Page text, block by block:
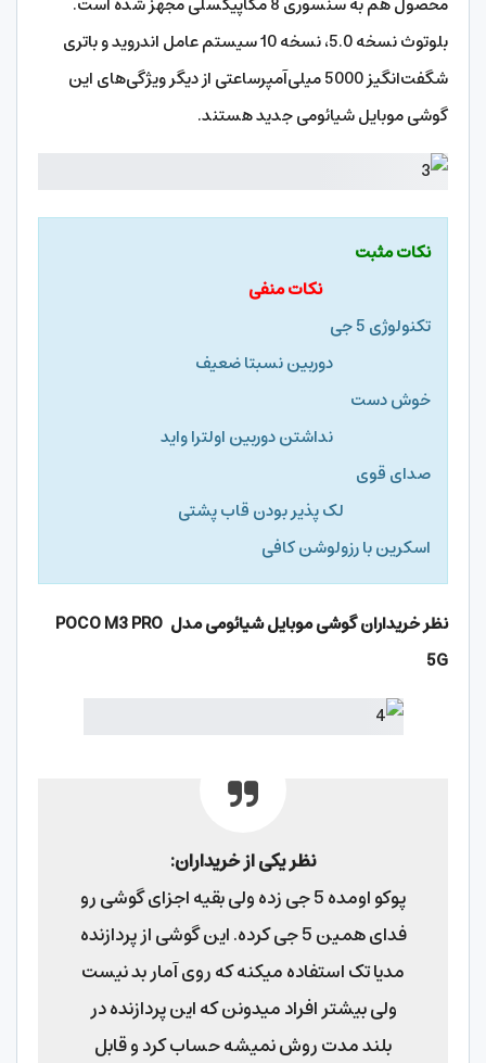
بلوتوث نسخه 5.0، نسخه 10 سیستم عامل اندروید و باتری
شگفت‌انگیز 5000 میلی‌آمپرساعتی از دیگر ویژگی‌‌های این
گوشی موبایل شیائومی جدید هستند.
نکات مثبت
نکات منفی
تکنولوژی 5 جی
دوربین نسبتا ضعیف
خوش دست
نداشتن دوربین اولترا واید
صدای قوی
لک پذیر بودن قاب پشتی
اسکرین با رزولوشن کافی
نظر خریداران گوشی موبایل شیائومی مدل POCO M3 PRO
5G
نظر یکی از خریداران:
پوکو اومده 5 جی زده ولی بقیه اجزای گوشی رو
فدای همین 5 جی کرده. این گوشی از پردازنده
مدیا تک استفاده میکنه که روی آمار بد نیست
ولی بیشتر افراد میدونن که این پردازنده در
بلند مدت روش نمیشه حساب کرد و قابل